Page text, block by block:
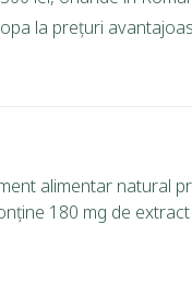
la prețuri
alimentar natural
180 mg de